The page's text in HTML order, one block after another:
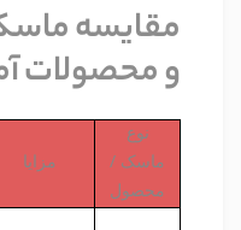
مقایسه
و محصولات
نوع
ماسک /
محصول
مزایا